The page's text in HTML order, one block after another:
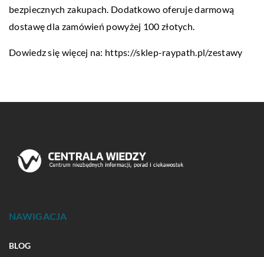
bezpiecznych zakupach. Dodatkowo oferuje darmową
dostawę dla zamówień powyżej 100 złotych.
Dowiedz się więcej na: https://sklep-raypath.pl/zestawy
NAWIGACJA
BLOG